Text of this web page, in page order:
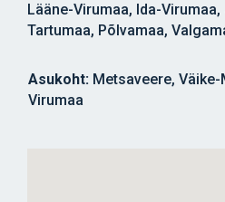
Lääne-Virumaa, Ida-
Tartumaa, Põlvamaa,
Asukoht: Metsaveere,
Virumaa